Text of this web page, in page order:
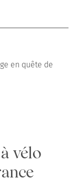
en quête de
vélo